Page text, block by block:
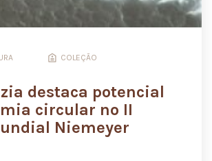
COLEÇÃO
destaca potencial
circular no II
Niemeyer